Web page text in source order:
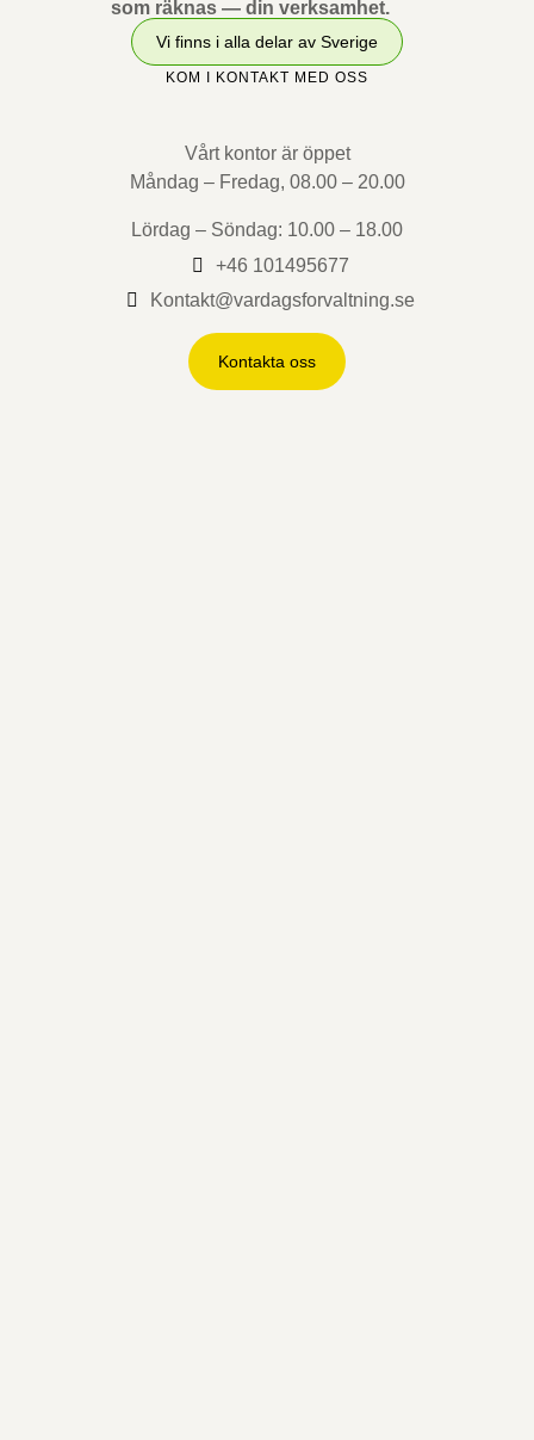
som räknas — din verksamhet.
Vi finns i alla delar av Sverige
KOM I KONTAKT MED OSS
Vårt kontor är öppet
Måndag – Fredag, 08.00 – 20.00
Lördag – Söndag: 10.00 – 18.00
+46 101495677
Kontakt@vardagsforvaltning.se
Kontakta oss